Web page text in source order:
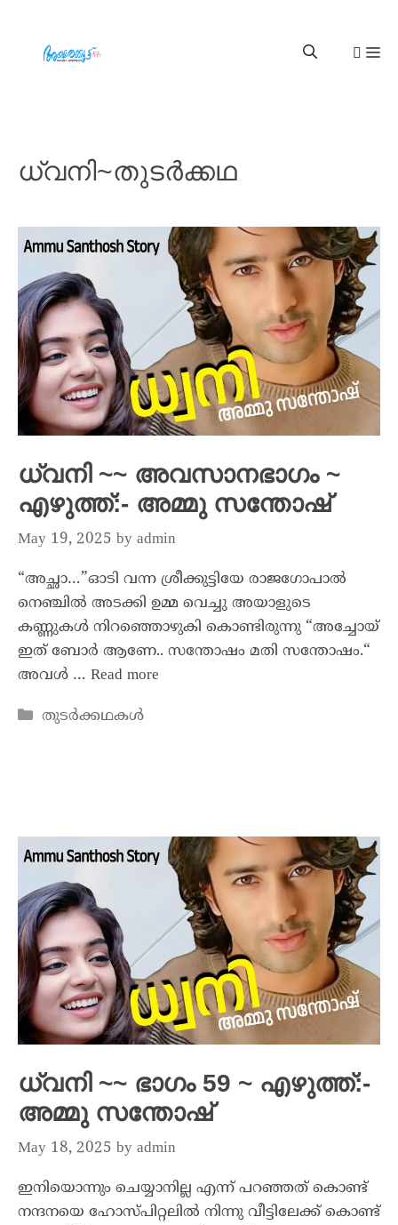
ധ്വനി~തുടര്‍ക്കഥ
ധ്വനി ~~ അവസാനഭാഗം ~
എഴുത്ത്:- അമ്മു സന്തോഷ്
May 19, 2025 by admin
“അച്ഛാ…”ഓടി വന്ന ശ്രീക്കുട്ടിയേ രാജഗോപാൽ
നെഞ്ചിൽ അടക്കി ഉമ്മ വെച്ചു അയാളുടെ
കണ്ണുകൾ നിറഞ്ഞൊഴുകി കൊണ്ടിരുന്നു “അച്ചോയ്
ഇത് ബോർ ആണേ.. സന്തോഷം മതി സന്തോഷം.“
അവൾ … Read more
തുടർക്കഥകൾ
ധ്വനി ~~ ഭാഗം 59 ~ എഴുത്ത്:-
അമ്മു സന്തോഷ്
May 18, 2025 by admin
ഇനിയൊന്നും ചെയ്യാനില്ല എന്ന് പറഞ്ഞത് കൊണ്ട്
നന്ദനയെ ഹോസ്പിറ്റലിൽ നിന്നു വീട്ടിലേക്ക് കൊണ്ട്